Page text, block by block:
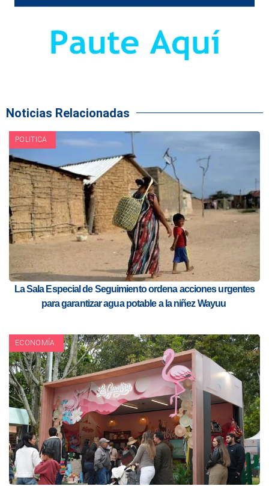
Noticias Relacionadas
POLITICA
La Sala Especial de Seguimiento ordena acciones urgentes
para garantizar agua potable a la niñez Wayuu
ECONOMÍA